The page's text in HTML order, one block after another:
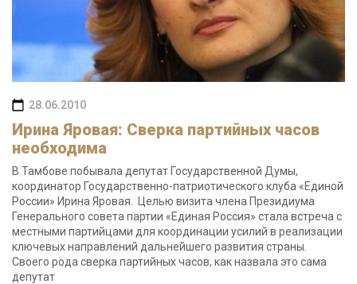
28.06.2010
Ирина Яровая: Сверка партийных часов
необходима
В Тамбове побывала депутат Государственной Думы,
координатор Государственно-патриотического клуба «Единой
России» Ирина Яровая. Целью визита члена Президиума
Генерального совета партии «Единая Россия» стала встреча с
местными партийцами для координации усилий в реализации
ключевых направлений дальнейшего развития страны.
Своего рода сверка партийных часов, как назвала это сама
депутат